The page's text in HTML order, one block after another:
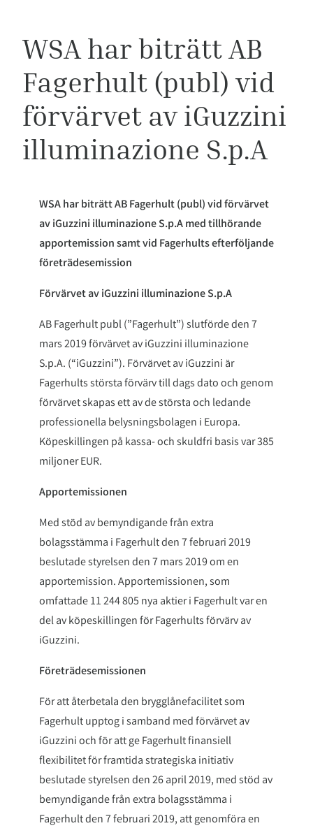
WSA har biträtt AB
Fagerhult (publ) vid
förvärvet av iGuzzini
illuminazione S.p.A
WSA har biträtt AB Fagerhult (publ) vid förvärvet
av iGuzzini illuminazione S.p.A med tillhörande
apportemission samt vid Fagerhults efterföljande
företrädesemission
Förvärvet av iGuzzini illuminazione S.p.A
AB Fagerhult publ (”Fagerhult”) slutförde den 7
mars 2019 förvärvet av iGuzzini illuminazione
S.p.A. (“iGuzzini”). Förvärvet av iGuzzini är
Fagerhults största förvärv till dags dato och genom
förvärvet skapas ett av de största och ledande
professionella belysningsbolagen i Europa.
Köpeskillingen på kassa- och skuldfri basis var 385
miljoner EUR.
Apportemissionen
Med stöd av bemyndigande från extra
bolagsstämma i Fagerhult den 7 februari 2019
beslutade styrelsen den 7 mars 2019 om en
apportemission. Apportemissionen, som
omfattade 11 244 805 nya aktier i Fagerhult var en
del av köpeskillingen för Fagerhults förvärv av
iGuzzini.
Företrädesemissionen
För att återbetala den brygglånefacilitet som
Fagerhult upptog i samband med förvärvet av
iGuzzini och för att ge Fagerhult finansiell
flexibilitet för framtida strategiska initiativ
beslutade styrelsen den 26 april 2019, med stöd av
bemyndigande från extra bolagsstämma i
Fagerhult den 7 februari 2019, att genomföra en